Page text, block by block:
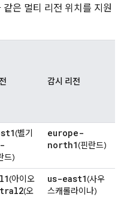
같은 멀티 리전 위치를 지원
감시 리전
(벨기
드)
europe-
north1(핀란드)
(아이오
(오
us-east1(사우
스캐롤라이나)